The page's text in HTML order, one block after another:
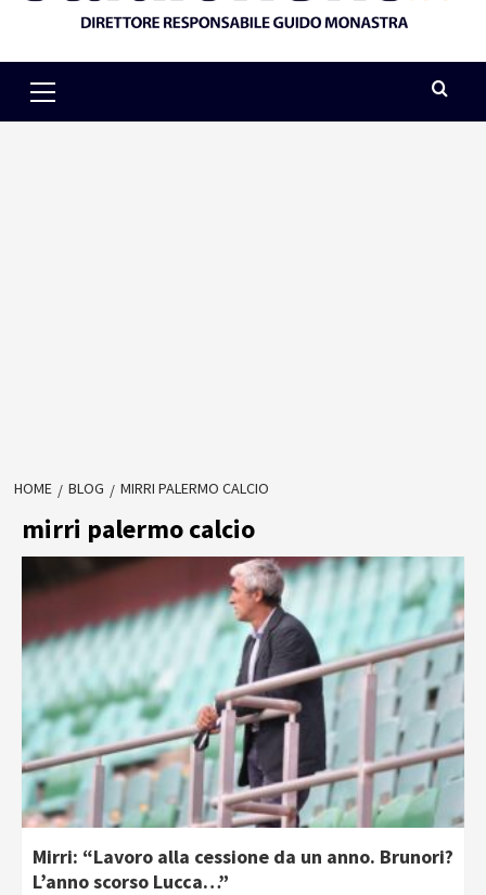
Menu
HOME BLOG MIRRI PALERMO CALCIO
mirri palermo calcio
Mirri: “Lavoro alla cessione da un anno. Brunori?
L’anno scorso Lucca…”